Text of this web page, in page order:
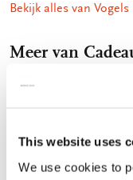
This website uses
We use cookies to
Bekijk alles van Vogels
Meer van